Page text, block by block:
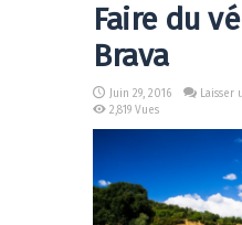
Faire du
Brava
Juin 29, 2016
Laisser
2,819 Vues